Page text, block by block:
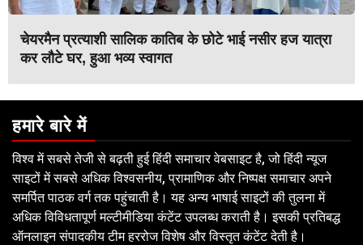
चेयरमैन प्रत्याशी सालिक कातिब के छोटे भाई नसीर हज यात्रा
कर लौटे घर, हुआ भव्य स्वागत
हमारे बारे में
विश्व में सबसे तेजी से बढ़ती हुई हिंदी समाचार वेबसाइट है, जो हिंदी न्यूज
साइटों में सबसे अधिक विश्वसनीय, प्रामाणिक और निष्पक्ष समाचार अपने
समर्पित पाठक वर्ग तक पहुंचाती है। यह अन्य भाषाई साइटों की तुलना में
अधिक विविधतापूर्ण मल्टीमीडिया कंटेंट उपलब्ध कराती है। इसकी प्रतिबद्ध
ऑनलाइन संपादकीय टीम हररोज विशेष और विस्तृत कंटेंट देती है।